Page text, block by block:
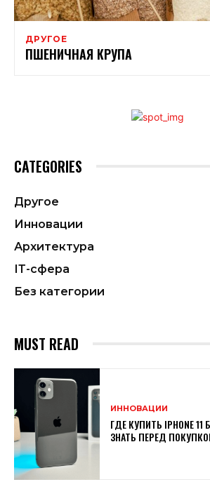
ДРУГОЕ
ПШЕНИЧНАЯ КРУПА
CATEGORIES
Другое
Инновации
Архитектура
ІТ-сфера
Без категории
MUST READ
ИННОВАЦИИ
ГДЕ КУПИТЬ IPHONE
ЗНАТЬ ПЕРЕД